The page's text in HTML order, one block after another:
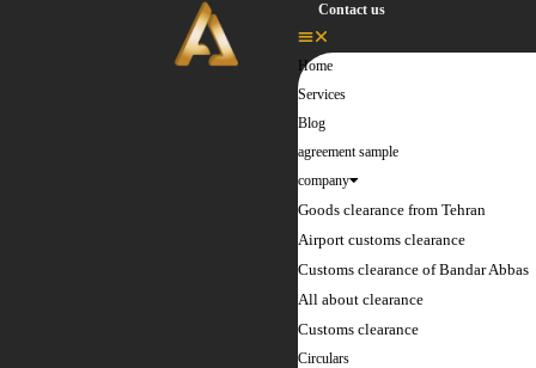
Contact us
Home
Services
Blog
agreement sample
company
Goods clearance from Tehran
Airport customs clearance
Customs clearance of Bandar Abbas
All about clearance
Customs clearance
Circulars